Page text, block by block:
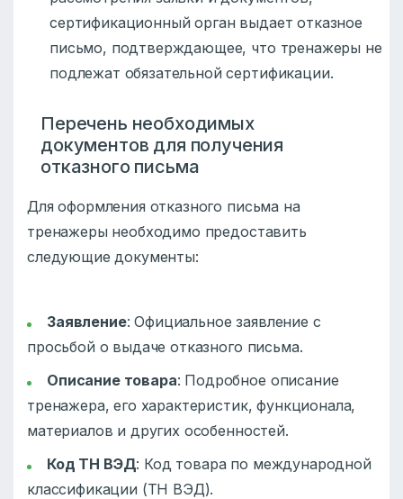
сертификационный орган выдает отказное
письмо, подтверждающее, что тренажеры не
подлежат обязательной сертификации.
Перечень необходимых
документов для получения
отказного письма
Для оформления отказного письма на
тренажеры необходимо предоставить
следующие документы:
Заявление: Официальное заявление с
просьбой о выдаче отказного письма.
Описание товара: Подробное описание
тренажера, его характеристик, функционала,
материалов и других особенностей.
Код ТН ВЭД: Код товара по международной
классификации (ТН ВЭД).